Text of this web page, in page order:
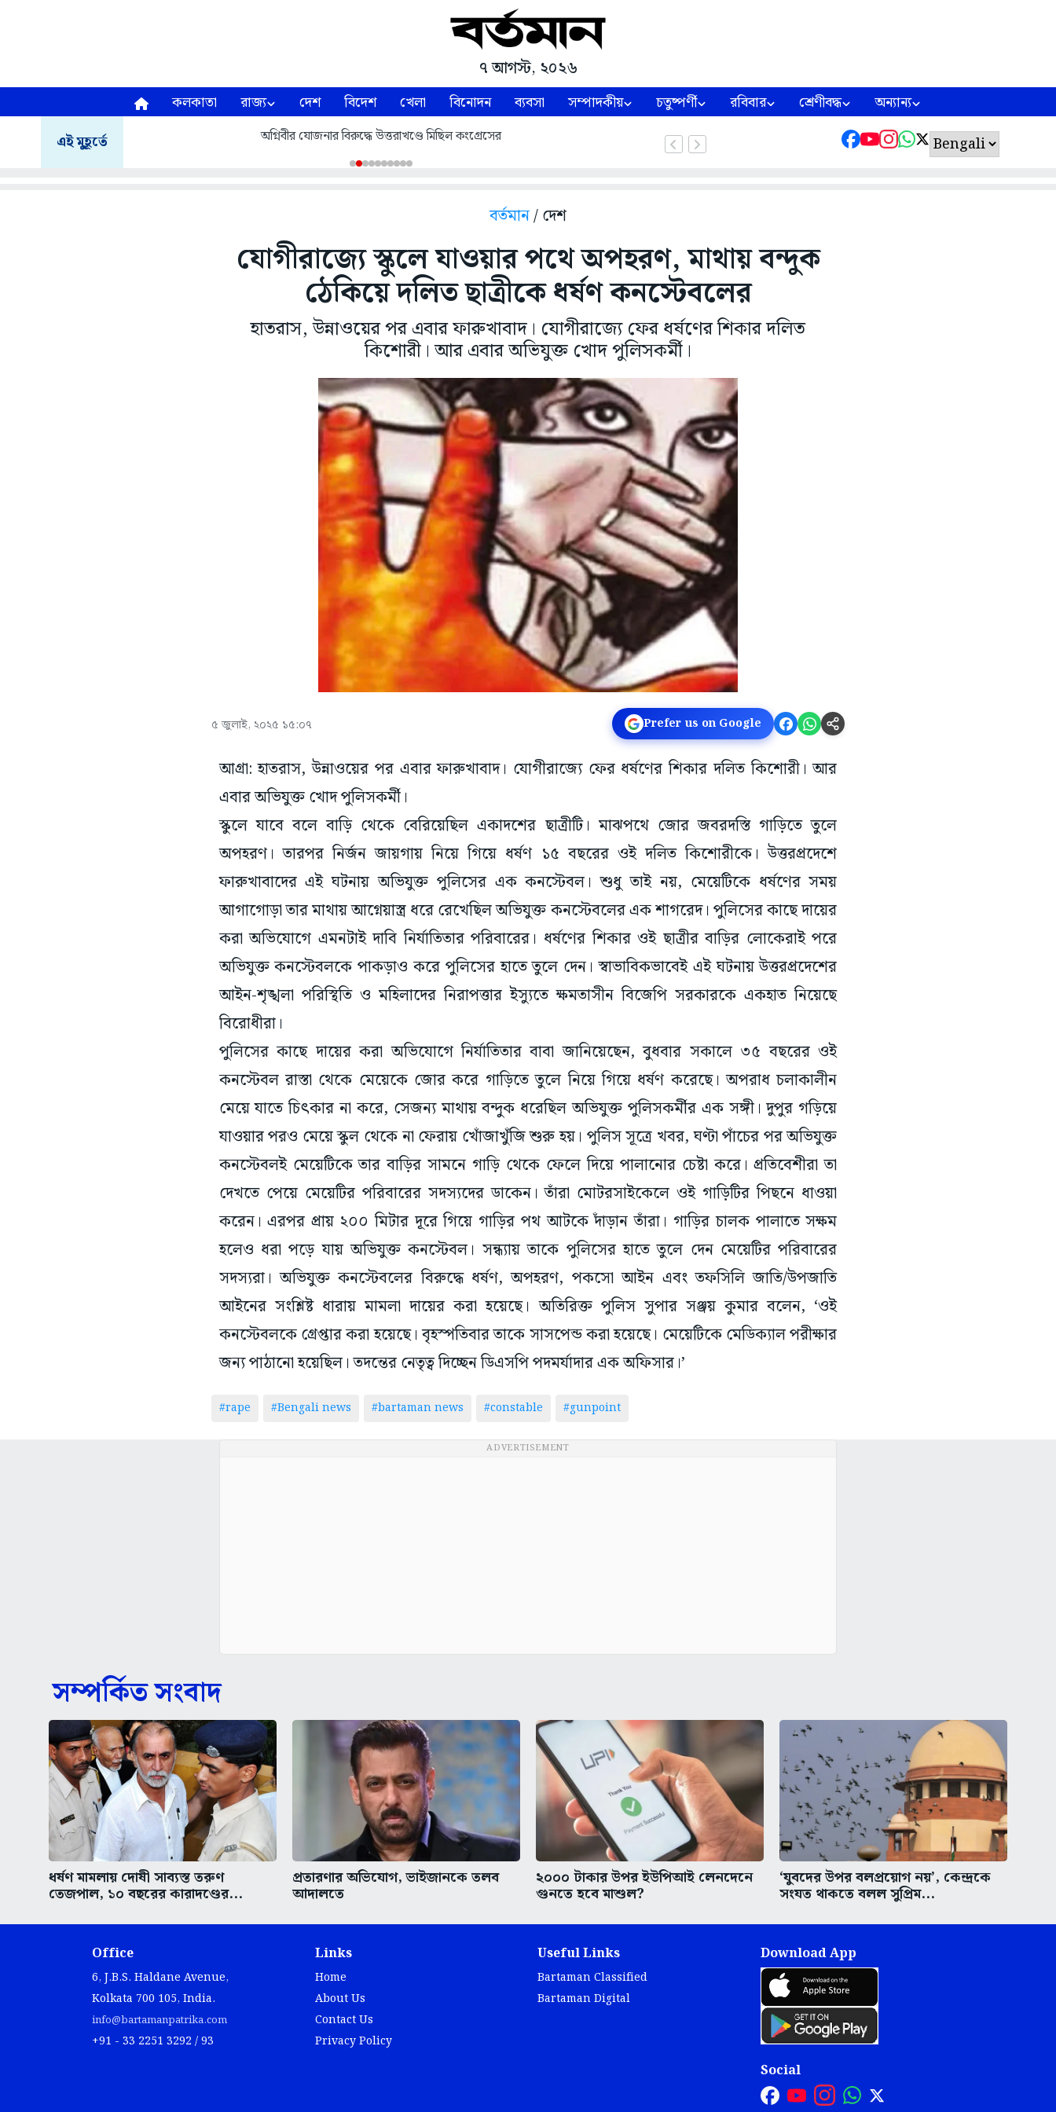
৭ আগস্ট, ২০২৬
কলকাতা রাজ্য দেশ বিদেশ খেলা বিনোদন ব্যবসা সম্পাদকীয় চতুষ্পর্ণী রবিবার শ্রেণীবদ্ধ অন্যান্য
এই মুহূর্তে অগ্নিবীর যোজনার বিরুদ্ধে উত্তরাখণ্ডে মিছিল কংগ্রেসের
বর্তমান/ দেশ
যোগীরাজ্যে স্কুলে যাওয়ার পথে অপহরণ, মাথায় বন্দুক
ঠেকিয়ে দলিত ছাত্রীকে ধর্ষণ কনস্টেবলের
হাতরাস, উন্নাওয়ের পর এবার ফারুখাবাদ। যোগীরাজ্যে ফের ধর্ষণের শিকার দলিত
কিশোরী। আর এবার অভিযুক্ত খোদ পুলিসকর্মী।
৫ জুলাই, ২০২৫ ১৫:০৭ Prefer us on Google
আগ্রা: হাতরাস, উন্নাওয়ের পর এবার ফারুখাবাদ। যোগীরাজ্যে ফের ধর্ষণের শিকার দলিত কিশোরী। আর
এবার অভিযুক্ত খোদ পুলিসকর্মী।
স্কুলে যাবে বলে বাড়ি থেকে বেরিয়েছিল একাদশের ছাত্রীটি। মাঝপথে জোর জবরদস্তি গাড়িতে তুলে
অপহরণ। তারপর নির্জন জায়গায় নিয়ে গিয়ে ধর্ষণ ১৫ বছরের ওই দলিত কিশোরীকে। উত্তরপ্রদেশে
ফারুখাবাদের এই ঘটনায় অভিযুক্ত পুলিসের এক কনস্টেবল। শুধু তাই নয়, মেয়েটিকে ধর্ষণের সময়
আগাগোড়া তার মাথায় আগ্নেয়াস্ত্র ধরে রেখেছিল অভিযুক্ত কনস্টেবলের এক শাগরেদ। পুলিসের কাছে দায়ের
করা অভিযোগে এমনটাই দাবি নির্যাতিতার পরিবারের। ধর্ষণের শিকার ওই ছাত্রীর বাড়ির লোকেরাই পরে
অভিযুক্ত কনস্টেবলকে পাকড়াও করে পুলিসের হাতে তুলে দেন। স্বাভাবিকভাবেই এই ঘটনায় উত্তরপ্রদেশের
আইন-শৃঙ্খলা পরিস্থিতি ও মহিলাদের নিরাপত্তার ইস্যুতে ক্ষমতাসীন বিজেপি সরকারকে একহাত নিয়েছে
বিরোধীরা।
পুলিসের কাছে দায়ের করা অভিযোগে নির্যাতিতার বাবা জানিয়েছেন, বুধবার সকালে ৩৫ বছরের ওই
কনস্টেবল রাস্তা থেকে মেয়েকে জোর করে গাড়িতে তুলে নিয়ে গিয়ে ধর্ষণ করেছে। অপরাধ চলাকালীন
মেয়ে যাতে চিৎকার না করে, সেজন্য মাথায় বন্দুক ধরেছিল অভিযুক্ত পুলিসকর্মীর এক সঙ্গী। দুপুর গড়িয়ে
যাওয়ার পরও মেয়ে স্কুল থেকে না ফেরায় খোঁজাখুঁজি শুরু হয়। পুলিস সূত্রে খবর, ঘণ্টা পাঁচের পর অভিযুক্ত
কনস্টেবলই মেয়েটিকে তার বাড়ির সামনে গাড়ি থেকে ফেলে দিয়ে পালানোর চেষ্টা করে। প্রতিবেশীরা তা
দেখতে পেয়ে মেয়েটির পরিবারের সদস্যদের ডাকেন। তাঁরা মোটরসাইকেলে ওই গাড়িটির পিছনে ধাওয়া
করেন। এরপর প্রায় ২০০ মিটার দূরে গিয়ে গাড়ির পথ আটকে দাঁড়ান তাঁরা। গাড়ির চালক পালাতে সক্ষম
হলেও ধরা পড়ে যায় অভিযুক্ত কনস্টেবল। সন্ধ্যায় তাকে পুলিসের হাতে তুলে দেন মেয়েটির পরিবারের
সদস্যরা। অভিযুক্ত কনস্টেবলের বিরুদ্ধে ধর্ষণ, অপহরণ, পকসো আইন এবং তফসিলি জাতি/উপজাতি
আইনের সংশ্লিষ্ট ধারায় মামলা দায়ের করা হয়েছে। অতিরিক্ত পুলিস সুপার সঞ্জয় কুমার বলেন, ‘ওই
কনস্টেবলকে গ্রেপ্তার করা হয়েছে। বৃহস্পতিবার তাকে সাসপেন্ড করা হয়েছে। মেয়েটিকে মেডিক্যাল পরীক্ষার
জন্য পাঠানো হয়েছিল। তদন্তের নেতৃত্ব দিচ্ছেন ডিএসপি পদমর্যাদার এক অফিসার।’
#rape #Bengali news #bartaman news #constable #gunpoint
ADVERTISEMENT
সম্পর্কিত সংবাদ
ধর্ষণ মামলায় দোষী সাব্যস্ত তরুণ
তেজপাল, ১০ বছরের কারাদণ্ডের...
প্রতারণার অভিযোগ, ভাইজানকে তলব
আদালতে
২০০০ টাকার উপর ইউপিআই লেনদেনে
গুনতে হবে মাশুল?
‘যুবদের উপর বলপ্রয়োগ নয়’, কেন্দ্রকে
সংযত থাকতে বলল সুপ্রিম...
Office
6, J.B.S. Haldane Avenue,
Kolkata 700 105, India.
info@bartamanpatrika.com
+91 - 33 2251 3292 / 93
Links
Home
About Us
Contact Us
Privacy Policy
Useful Links
Bartaman Classified
Bartaman Digital
Download App
Social